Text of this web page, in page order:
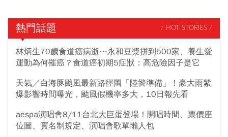
熱門話題 / HOT STORIES /
林炳生70歲食道癌病逝…永和豆漿拼到500家、養生愛
運動為何罹癌？食道癌初期5症狀：高危險因子是它
天氣／白海豚颱風最新路徑圖「陸警準備」！豪大雨紫
爆影響時間曝光，颱風假機率多大，10日報先看
aespa演唱會8/11台北大巨蛋登場！開唱時間、票價座
位圖、實名制規定、演唱會歌單懶人包